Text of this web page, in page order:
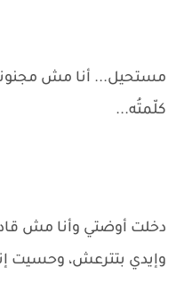
مستحيل... أنا مش
كلّمتُه...
دخلت أوضتي وأنا مش
وإيدي بتترعش، وحسيت